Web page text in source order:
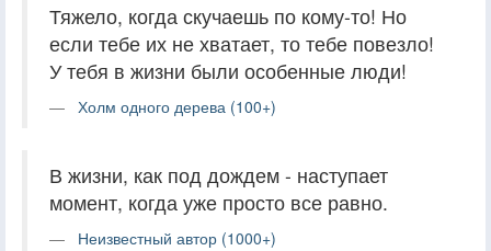
Тяжело, когда скучаешь по кому-то! Но
если тебе их не хватает, то тебе повезло!
У тебя в жизни были особенные люди!
Холм одного дерева (100+)
В жизни, как под дождем - наступает
момент, когда уже просто все равно.
Неизвестный автор (1000+)